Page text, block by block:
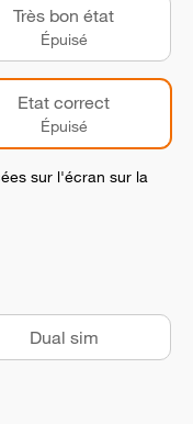
Très bon état
Épuisé
Etat correct
Épuisé
sur l'écran sur la
Dual sim